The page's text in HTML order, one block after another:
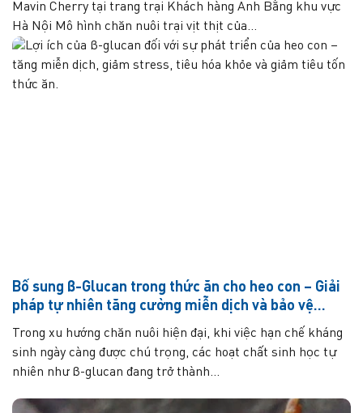
Mavin Cherry tại trang trại Khách hàng Anh Bằng khu vực
Hà Nội Mô hình chăn nuôi trại vịt thịt của...
Bổ sung β-Glucan trong thức ăn cho heo con – Giải
pháp tự nhiên tăng cường miễn dịch và bảo vệ
đường ruột
Trong xu hướng chăn nuôi hiện đại, khi việc hạn chế kháng
sinh ngày càng được chú trọng, các hoạt chất sinh học tự
nhiên như β-glucan đang trở thành...